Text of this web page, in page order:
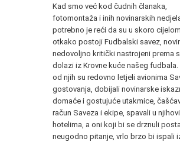
Kad smo već kod čudnih članaka,
fotomontaža i inih novinarskih
potrebno je reći da su u skoro
otkako postoji Fudbalski savez,
nedovoljno kritički nastrojeni prema
dolazi iz Krovne kuće našeg
od njih su redovno letjeli avionima
gostovanja, dobijali novinarske
domaće i gostujuće utakmice,
račun Saveza i ekipe, spavali u
hotelima, a oni koji bi se drznuli
neugodno pitanje, vrlo brzo bi ispali